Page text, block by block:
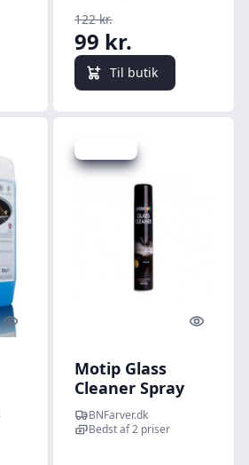
122 kr.
99 kr.
Til butik
Quick look Quick
Motip Glass
Cleaner Spray
BNFarver.dk
Bedst af 2 priser